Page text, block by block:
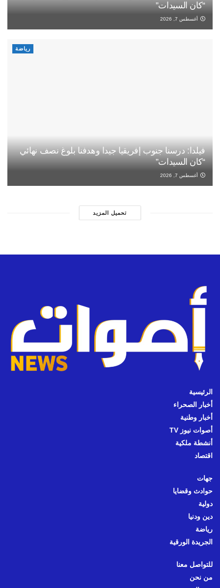
“كان السيدات”
أغسطس 7, 2026
رياضة
فيلدا: درسنا جنوب إفريقيا جيدا وهدفنا بلوغ نصف نهائي
“كان السيدات”
أغسطس 7, 2026
تحميل المزيد
الرئيسية
أخبار الصحراء
أخبار وطنية
أصوات نيوز TV
أنشطة ملكية
اقتصاد
جهات
حوادث وقضايا
دولية
دين ودنيا
رياضة
الجريدة الورقية
للتواصل معنا
من نحن